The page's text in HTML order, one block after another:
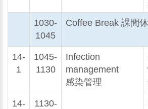
1030-
1045
Coffee Break 課間
14-
1
1045-
1130
Infection
management
感染管理
14-
1130-